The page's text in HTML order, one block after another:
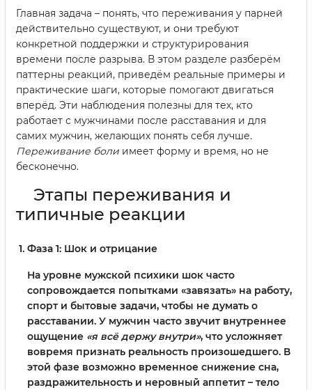
Главная задача – понять, что переживания у парней
действительно существуют, и они требуют
конкретной поддержки и структурирования
времени после разрыва. В этом разделе разберём
паттерны реакций, приведём реальные примеры и
практические шаги, которые помогают двигаться
вперёд. Эти наблюдения полезны для тех, кто
работает с мужчинами после расставания и для
самих мужчин, желающих понять себя лучше.
Переживание боли имеет форму и время, но не
бесконечно.
Этапы переживания и
типичные реакции
Фаза 1: Шок и отрицание
На уровне мужской психики шок часто
сопровождается попытками «завязать» на работу,
спорт и бытовые задачи, чтобы не думать о
расставании. У мужчин часто звучит внутреннее
ощущение «я всё держу внутри», что усложняет
вовремя признать реальность произошедшего. В
этой фазе возможно временное снижение сна,
раздражительность и неровный аппетит – тело